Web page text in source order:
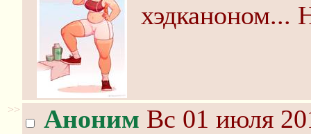
хэдканоном...
>> Аноним Вс 01 июля